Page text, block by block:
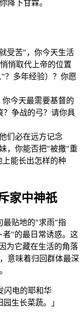
降下甘霖。
受苦"，你今天生活
悄取代上帝的位置
？多年经验）？你愿
今天最需要基督的
？争战的弓？请你具
们必在远方记念
，你能否把"被撒"重
能长出怎样的种
家中神祇
最贴地的"求雨"指
者"的最日常诱惑。这
为它藏在生活的角落
意味着归回群体最深
闪电的耶和华
生长菜蔬。」